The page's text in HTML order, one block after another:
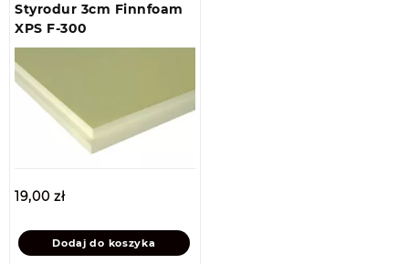
Styrodur 3cm Finnfoam
XPS F-300
19,00zł
Dodaj do koszyka